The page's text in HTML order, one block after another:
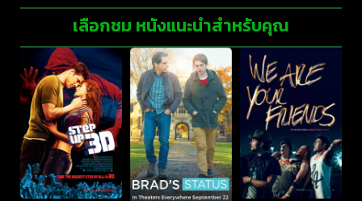
เลือกชม หนังแนะนำสำหรับคุณ